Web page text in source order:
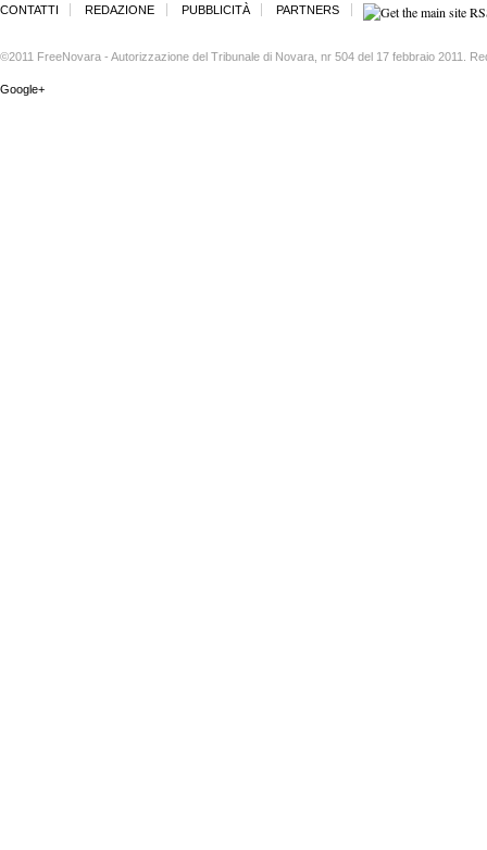
CONTATTI REDAZIONE PUBBLICITÀ PARTNERS
©2011 FreeNovara - Autorizzazione del Tribunale di Novara, nr 504 del 17 febbraio 2011.
Google+